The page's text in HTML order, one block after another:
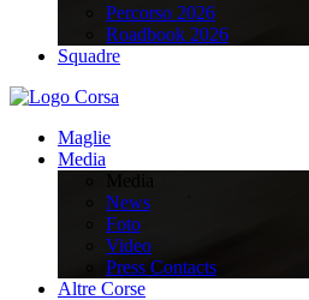
Percorso 2026
Roadbook 2026
Squadre
Maglie
Media
News
Foto
Video
Press Contacts
Altre Corse